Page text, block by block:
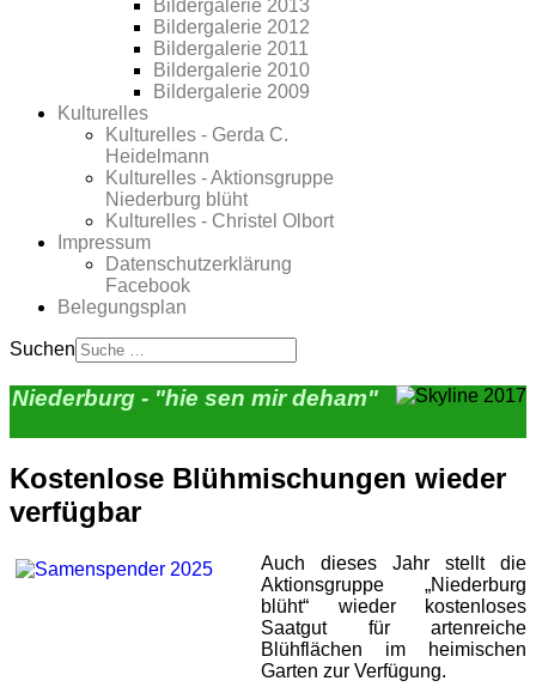
Bildergalerie 2013
Bildergalerie 2012
Bildergalerie 2011
Bildergalerie 2010
Bildergalerie 2009
Kulturelles
Kulturelles - Gerda C.
Heidelmann
Kulturelles - Aktionsgruppe
Niederburg blüht
Kulturelles - Christel Olbort
Impressum
Datenschutzerklärung
Facebook
Belegungsplan
Suchen
Niederburg - "hie sen mir deham"
Kostenlose Blühmischungen wieder
verfügbar
Auch dieses Jahr stellt die
Aktionsgruppe „Niederburg
blüht“ wieder kostenloses
Saatgut für artenreiche
Blühflächen im heimischen
Garten zur Verfügung.